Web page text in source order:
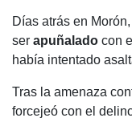
Días atrás en
ser apuñalado con
había intentado
Tras la amenaza
forcejeó con el